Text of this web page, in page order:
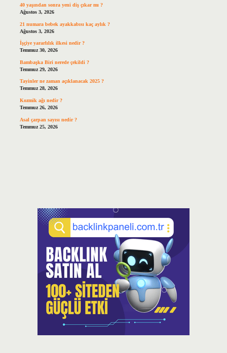
40 yaşından sonra yeni diş çıkar mı ?
Ağustos 3, 2026
21 numara bebek ayakkabısı kaç aylık ?
Ağustos 3, 2026
İşçiye yararlılık ilkesi nedir ?
Temmuz 30, 2026
Bambaşka Biri nerede çekildi ?
Temmuz 29, 2026
Tayinler ne zaman açıklanacak 2025 ?
Temmuz 28, 2026
Kozmik ağı nedir ?
Temmuz 26, 2026
Asal çarpan sayısı nedir ?
Temmuz 25, 2026